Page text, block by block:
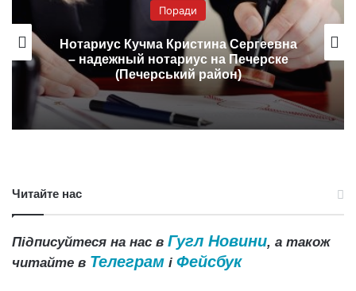
Поради
Нотариус Кучма Кристина Сергеевна
– надежный нотариус на Печерске
(Печерський район)
Читайте нас
Підписуйтеся на нас в Гугл Новини, а також
читайте в Телеграм і Фейсбук